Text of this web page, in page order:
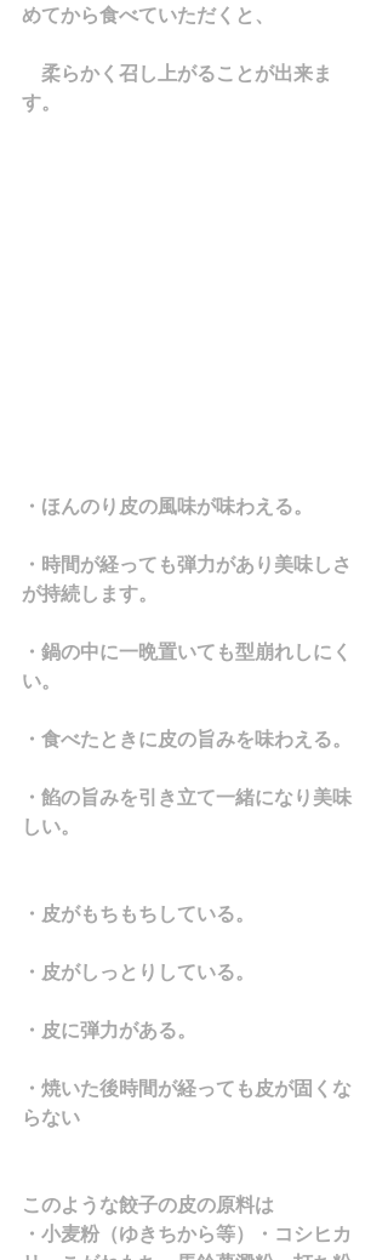
めてから食べていただくと、
柔らかく召し上がることが出来ま
す。
・ほんのり皮の風味が味わえる。
・時間が経っても弾力があり美味しさ
が持続します。
・鍋の中に一晩置いても型崩れしにく
い。
・食べたときに皮の旨みを味わえる。
・餡の旨みを引き立て一緒になり美味
しい。
・皮がもちもちしている。
・皮がしっとりしている。
・皮に弾力がある。
・焼いた後時間が経っても皮が固くな
らない
このような餃子の皮の原料は
・小麦粉（ゆきちから等）・コシヒカ